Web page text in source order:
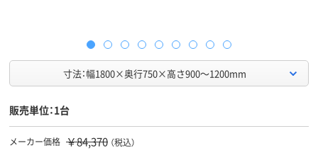
寸法：幅1800×奥行750×高さ900～1200mm
販売単位：1台
メーカー価格 ￥84,370 （税込）